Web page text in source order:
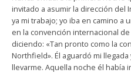
invitado a asumir la dirección del
ya mi trabajo; yo iba en camino a
en la convención internacional
diciendo: «Tan pronto como la
Northfield». Él aguardó mi
llevarme. Aquella noche él había